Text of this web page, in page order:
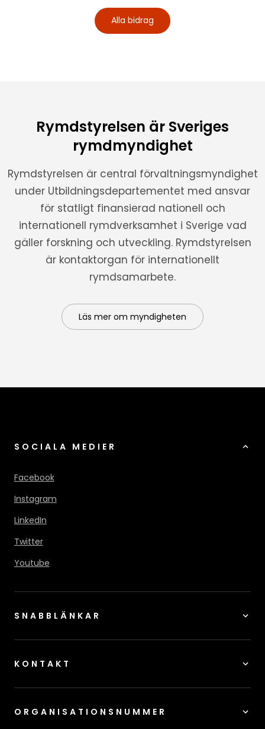
Alla bidrag
Rymdstyrelsen är Sveriges
rymdmyndighet
Rymdstyrelsen är central förvaltningsmyndighet
under Utbildningsdepartementet med ansvar
för statligt finansierad nationell och
internationell rymdverksamhet i Sverige vad
gäller forskning och utveckling. Rymdstyrelsen
är kontaktorgan för internationellt
rymdsamarbete.
Läs mer om myndigheten
SOCIALA MEDIER
Facebook
Instagram
LinkedIn
Twitter
Youtube
SNABBLÄNKAR
KONTAKT
ORGANISATIONSNUMMER